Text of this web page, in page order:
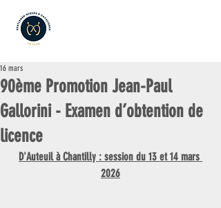
90ème Promotion Jean-Paul
Gallorini - Examen d’obtention de
licence
16 mars
D'Auteuil à Chantilly : session du 13 et 14 mars
2026